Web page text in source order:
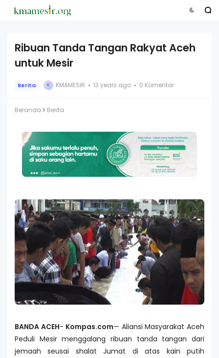
Ribuan Tanda Tangan Rakyat Aceh
untuk Mesir
Berita K KMAMESIR 13 years ago 0 Komentar
Beranda Berita
BANDA ACEH- Kompas.com— Aliansi Masyarakat Aceh
Peduli Mesir menggalang ribuan tanda tangan dari
jemaah seusai shalat Jumat di atas kain putih